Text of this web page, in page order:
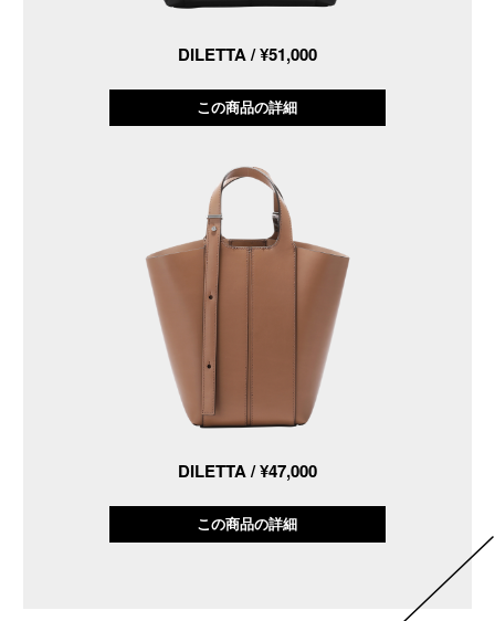
DILETTA / ¥51,000
この商品の詳細
DILETTA / ¥47,000
この商品の詳細